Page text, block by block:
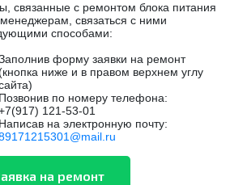
связанные с ремонтом блока питания
связаться с ними
способами:
форму заявки на ремонт
ниже и в правом верхнем углу
Позвонив по номеру телефона:
121-53-01
Написав на электронную почту: